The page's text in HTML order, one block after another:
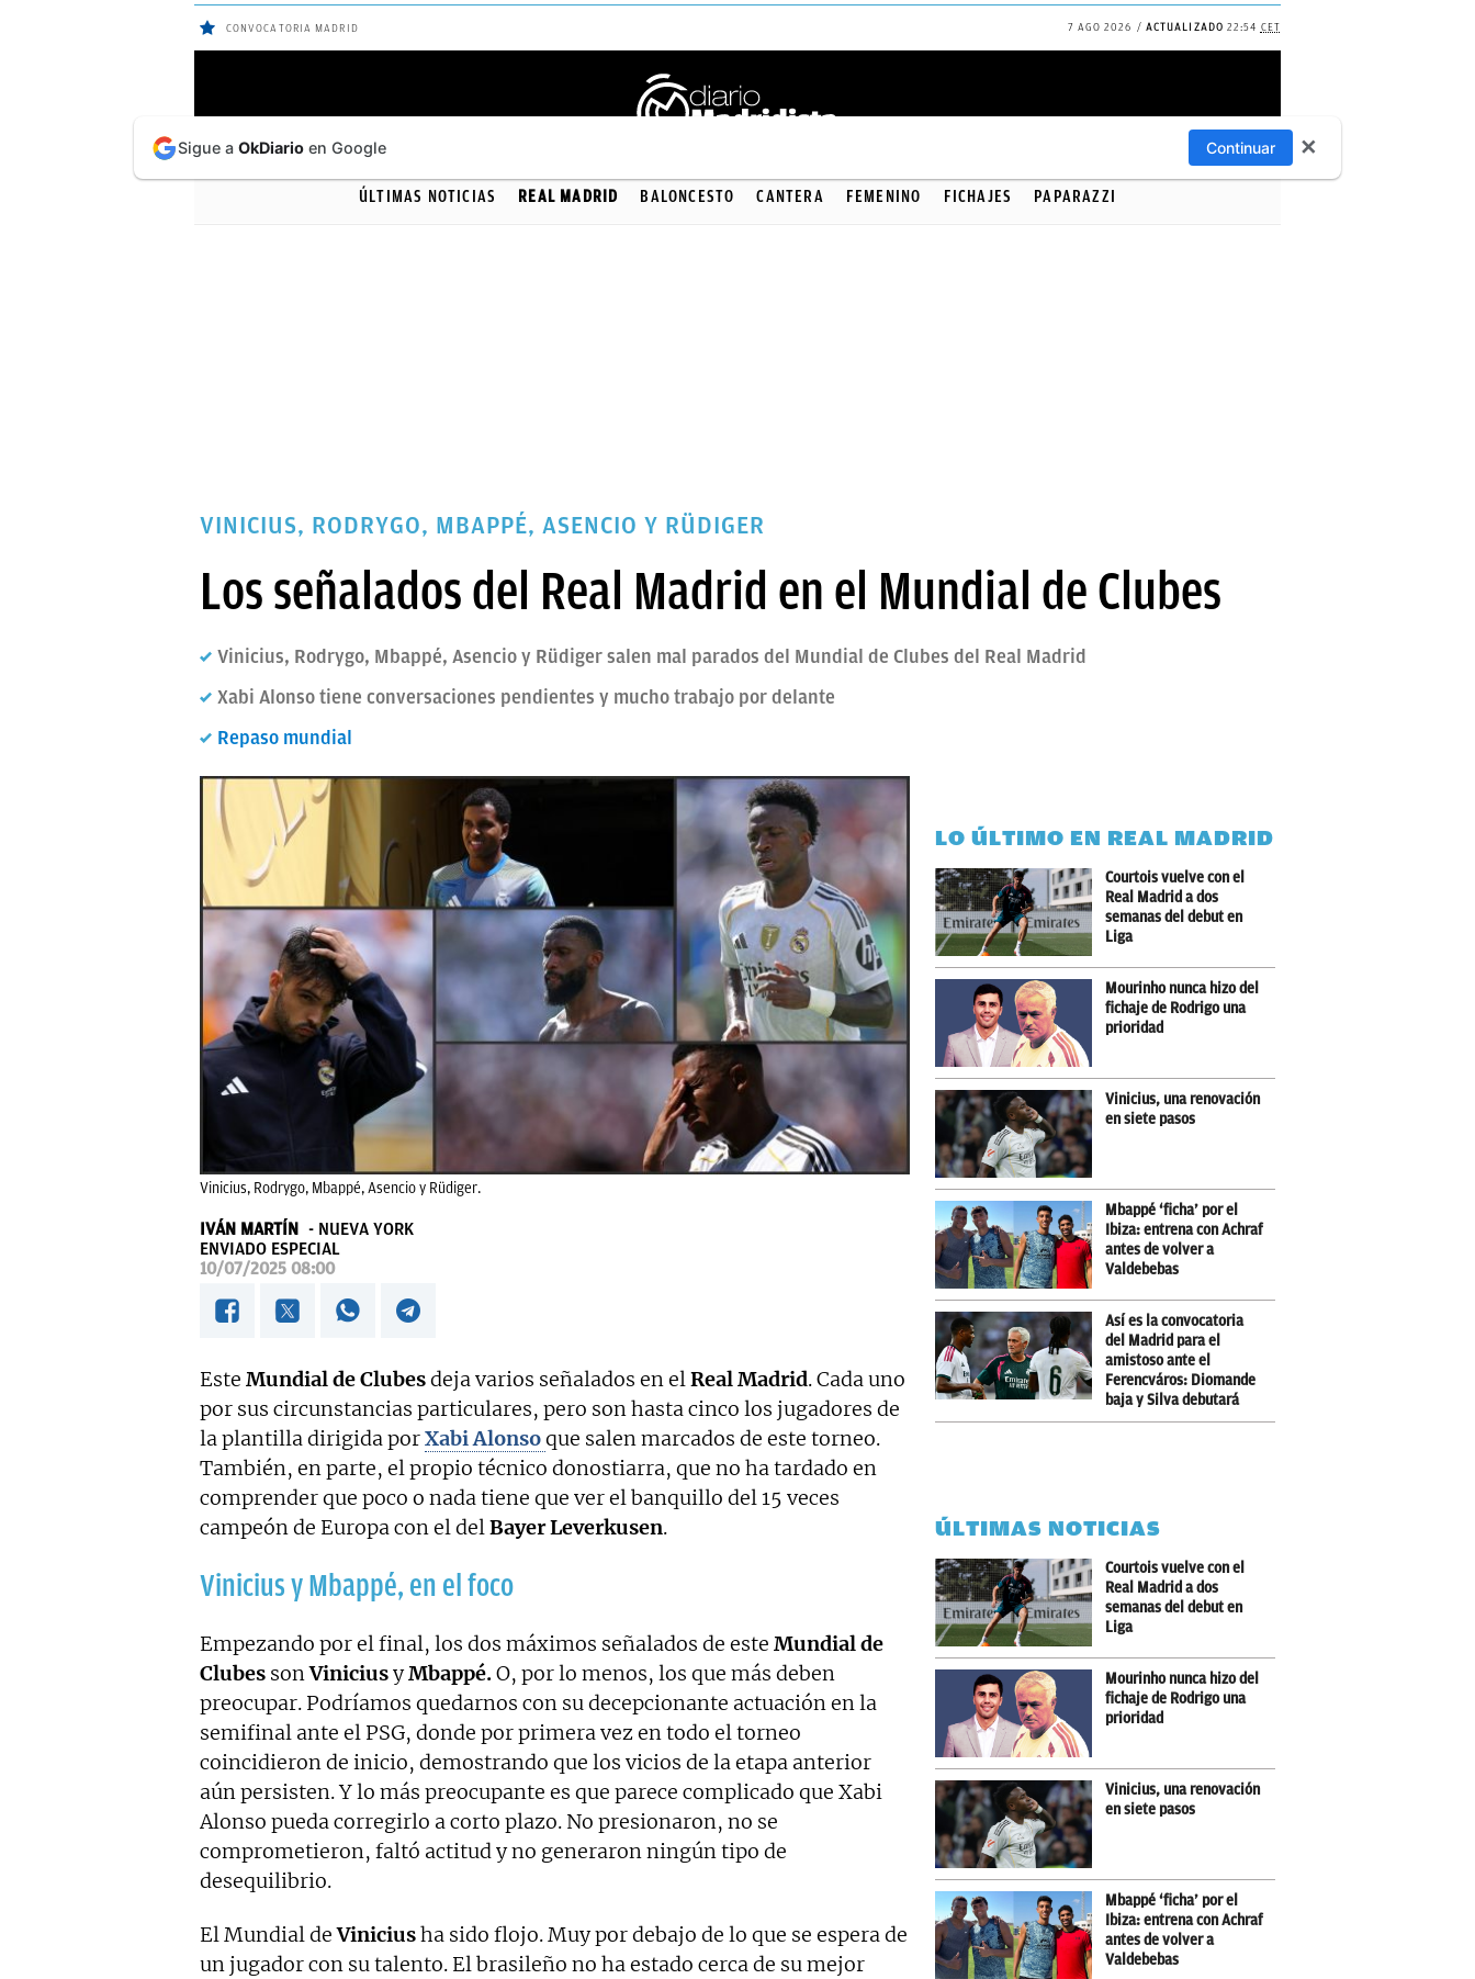
CONVOCATORIA MADRID 7 AGO 2026 ACTUALIZADO 22:54 CET
ÚLTIMAS
NOTICIAS
ÚLTIMAS NOTICIAS REAL MADRID BALONCESTO CANTERA FEMENINO FICHAJES PAPARAZZI
VINICIUS, RODRYGO, MBAPPÉ, ASENCIO Y RÜDIGER
Los señalados del Real Madrid en el Mundial de Clubes
Vinicius, Rodrygo, Mbappé, Asencio y Rüdiger salen mal parados del Mundial de Clubes del Real Madrid
Xabi Alonso tiene conversaciones pendientes y mucho trabajo por delante
Repaso mundial
Vinicius, Rodrygo, Mbappé, Asencio y Rüdiger.
IVÁN MARTÍN
NUEVA YORK
ENVIADO ESPECIAL
10/07/2025 08:00
Este Mundial de Clubesdeja varios señalados en elReal Madrid. Cada uno
por sus circunstancias particulares, pero son hasta cinco los jugadores de
la plantilla dirigida porXabi Alonsoque salen marcados de este torneo.
También, en parte, el propio técnico donostiarra, que no ha tardado en
comprender que poco o nada tiene que ver el banquillo del 15 veces
campeón de Europa con el delBayer Leverkusen.
Vinicius y Mbappé, en el foco
Empezando por el final, los dos máximos señalados de este Mundial de
Clubes sonViniciusyMbappé.O, por lo menos, los que más deben
preocupar. Podríamos quedarnos con su decepcionante actuación en la
semifinal ante el PSG, donde por primera vez en todo el torneo
coincidieron de inicio, demostrando que los vicios de la etapa anterior
aún persisten. Y lo más preocupante es que parece complicado que Xabi
Alonso pueda corregirlo a corto plazo. No presionaron, no se
comprometieron, faltó actitud y no generaron ningún tipo de
desequilibrio.
El Mundial deViniciusha sido flojo. Muy por debajo de lo que se espera de
un jugador con su talento. El brasileño no ha estado cerca de su mejor
LO ÚLTIMO EN REAL MADRID
Courtois vuelve con el
Real Madrid a dos
semanas del debut en
Liga
Mourinho nunca hizo del
fichaje de Rodrigo una
prioridad
Vinicius, una renovación
en siete pasos
Mbappé ‘ficha’ por el
Ibiza: entrena con Achraf
antes de volver a
Valdebebas
Así es la convocatoria
del Madrid para el
amistoso ante el
Ferencváros: Diomande
baja y Silva debutará
ÚLTIMAS NOTICIAS
Courtois vuelve con el
Real Madrid a dos
semanas del debut en
Liga
Mourinho nunca hizo del
fichaje de Rodrigo una
prioridad
Vinicius, una renovación
en siete pasos
Mbappé ‘ficha’ por el
Ibiza: entrena con Achraf
antes de volver a
Valdebebas
Sigue a OkDiario en Google Continuar ✕